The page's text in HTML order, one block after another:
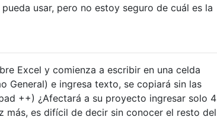
usar, pero no estoy seguro de cuál es la
Excel y comienza a escribir en una celda
General) e ingresa texto, se copiará sin las
++) ¿Afectará a su proyecto ingresar solo 4
más, es difícil de decir sin conocer el resto del